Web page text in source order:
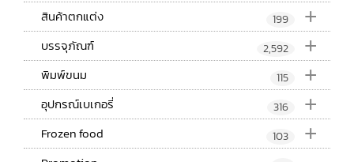
+
สินค้าตกแต่ง 199
+
บรรจุภัณฑ์ 2,592
+
พิมพ์ขนม 115
+
อุปกรณ์เบเกอรี่ 316
+
Frozen food 103